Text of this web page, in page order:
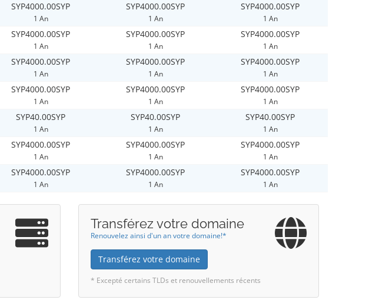
SYP4000.00SYP
1 An
SYP4000.00SYP
1 An
SYP4000.00SYP
1 An
SYP4000.00SYP
1 An
SYP4000.00SYP
1 An
SYP4000.00SYP
1 An
SYP4000.00SYP
1 An
SYP4000.00SYP
1 An
SYP4000.00SYP
1 An
SYP4000.00SYP
1 An
SYP4000.00SYP
1 An
SYP4000.00SYP
1 An
SYP40.00SYP
1 An
SYP40.00SYP
1 An
SYP40.00SYP
1 An
SYP4000.00SYP
1 An
SYP4000.00SYP
1 An
SYP4000.00SYP
1 An
SYP4000.00SYP
1 An
SYP4000.00SYP
1 An
SYP4000.00SYP
1 An
Transférez votre domaine
Renouvelez ainsi d'un an votre domaine!*
Transférez votre domaine
* Excepté certains TLDs et renouvellements récents